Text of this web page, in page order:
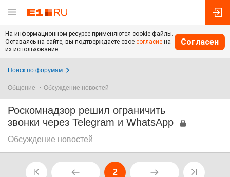
На информационном ресурсе применяются cookie-файлы.
Оставаясь на сайте, вы подтверждаете свое согласие на
их использование.
Согласен
Поиск по форумам
Общение Обсуждение новостей
Роскомнадзор решил ограничить
звонки через Telegram и WhatsApp
Обсуждение новостей
2